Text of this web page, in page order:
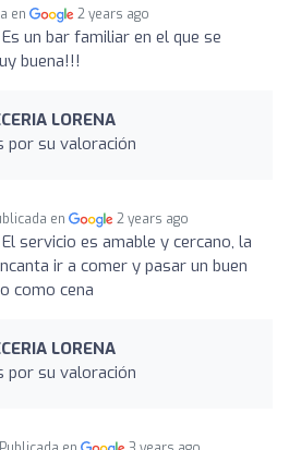
en 2 years ago
Es un bar familiar en el que se
buena!!!
LORENA
por su valoración
en 2 years ago
El servicio es amable y cercano, la
ir a comer y pasar un buen
como cena
LORENA
por su valoración